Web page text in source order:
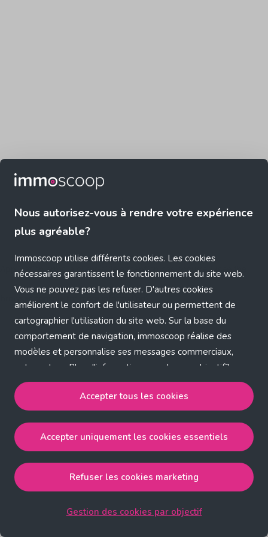
Nous autorisez-vous à rendre votre expérience
plus agréable?
Immoscoop utilise différents cookies. Les cookies
nécessaires garantissent le fonctionnement du site web.
Vous ne pouvez pas les refuser. D'autres cookies
améliorent le confort de l'utilisateur ou permettent de
cartographier l'utilisation du site web. Sur la base du
comportement de navigation, immoscoop réalise des
modèles et personnalise ses messages commerciaux,
entre autres. Plus d'informations sur chaque objectif?
Cliquez sur 'Gestion des cookies par objectif'.
Notre politique de cookies
Accepter tous les cookies
strictement nécessaires, performance, fonctionnalité et
publicité ciblée.
Accepter uniquement les cookies essentielsaccepte
les cookies strictement nécessaires.
Accepter tous les cookies
Accepter uniquement les cookies essentiels
Refuser les cookies marketing
Gestion des cookies par objectif
Application error: a client-side exception has occurred (see the
browser console for more information)